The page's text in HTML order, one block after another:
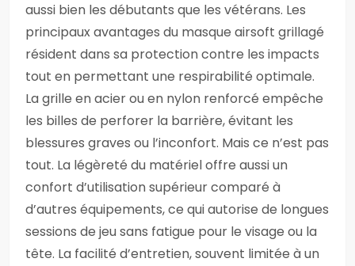
aussi bien les débutants que les vétérans. Les
principaux avantages du masque airsoft grillagé
résident dans sa protection contre les impacts
tout en permettant une respirabilité optimale.
La grille en acier ou en nylon renforcé empêche
les billes de perforer la barrière, évitant les
blessures graves ou l’inconfort. Mais ce n’est pas
tout. La légèreté du matériel offre aussi un
confort d’utilisation supérieur comparé à
d’autres équipements, ce qui autorise de longues
sessions de jeu sans fatigue pour le visage ou la
tête. La facilité d’entretien, souvent limitée à un